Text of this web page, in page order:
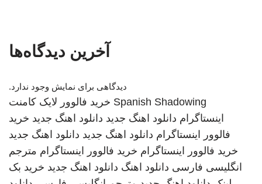
آخرین دیدگاه‌ها
دیدگاهی برای نمایش وجود ندارد.
Spanish Shadowing خرید فالوور لایک کامنت
اینستاگرام دانلود اهنگ جدید دانلود اهنگ جدید خرید
فالوور اینستاگرام دانلود اهنگ جدید دانلود اهنگ جدید
خرید فالوور اینستاگرام خرید فالوور اینستاگرام مترجم
انگلیسی فارسی دانلود اهنگ دانلود اهنگ جدید خرید بک